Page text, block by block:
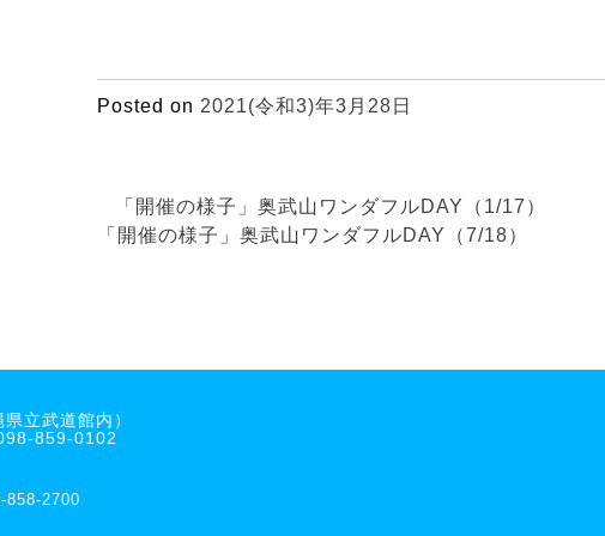
Posted on 2021(令和3)年3月28日
近
「開催の様子」奥武山ワンダフルDAY（1/17）
「開催の様子」奥武山ワンダフルDAY（7/18）
立武道館内）
859-0102
858-2700